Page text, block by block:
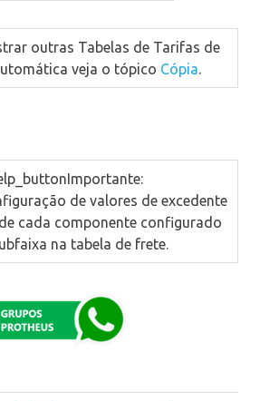
outras Tabelas de Tarifas de
veja o tópico Cópia.
Importante:
de valores de excedente
cada componente configurado
na tabela de frete.